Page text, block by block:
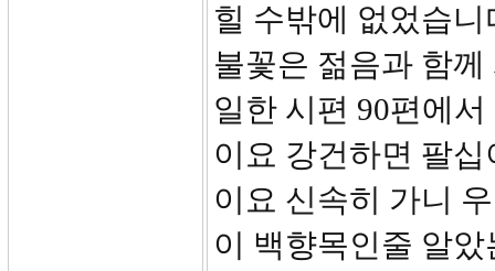
힐 수밖에 없었습
불꽃은 젊음과 함
일한 시편 90편에
이요 강건하면 팔
이요 신속히 가니
이 백향목인줄 알